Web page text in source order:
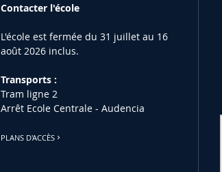
Contacter l'école
L'école est fermée du 31 juillet au 16
août 2026 inclus.
Transports :
Tram ligne 2
Arrêt Ecole Centrale - Audencia
PLANS D'ACCÈS